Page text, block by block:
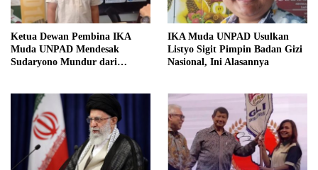
Ketua Dewan Pembina IKA
Muda UNPAD Mendesak
Sudaryono Mundur dari
Independensi Badan Gizi
Nasional
IKA Muda UNPAD Usulkan
Listyo Sigit Pimpin Badan Gizi
Nasional, Ini Alasannya